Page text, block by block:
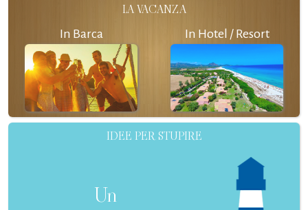
LA VACANZA
In Barca In Hotel / Resort
IDEE PER STUPIRE
Un